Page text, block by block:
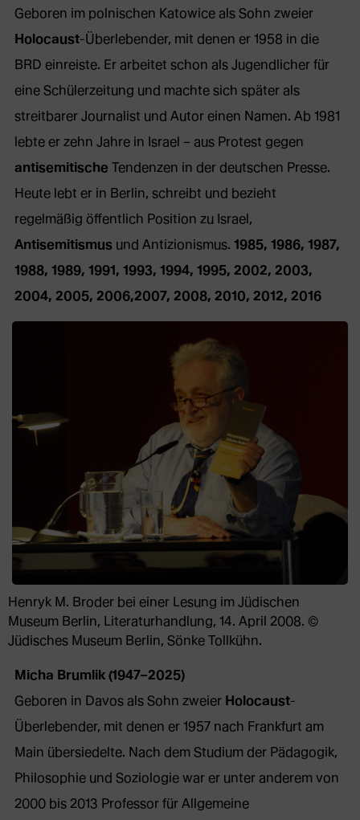
Geboren im polnischen Katowice als Sohn zweier
Holocaust-Überlebender, mit denen er 1958 in die
BRD einreiste. Er arbeitet schon als Jugendlicher für
eine Schülerzeitung und machte sich später als
streitbarer Journalist und Autor einen Namen. Ab 1981
lebte er zehn Jahre in Israel – aus Protest gegen
antisemitische Tendenzen in der deutschen Presse.
Heute lebt er in Berlin, schreibt und bezieht
regelmäßig öffentlich Position zu Israel,
Antisemitismus und Antizionismus. 1985, 1986, 1987,
1988, 1989, 1991, 1993, 1994, 1995, 2002, 2003,
2004, 2005, 2006,2007, 2008, 2010, 2012, 2016
Henryk M. Broder bei einer Lesung im Jüdischen
Museum Berlin, Literaturhandlung, 14. April 2008. ©
Jüdisches Museum Berlin, Sönke Tollkühn.
Micha Brumlik (1947–2025)
Geboren in Davos als Sohn zweier Holocaust-
Überlebender, mit denen er 1957 nach Frankfurt am
Main übersiedelte. Nach dem Studium der Pädagogik,
Philosophie und Soziologie war er unter anderem von
2000 bis 2013 Professor für Allgemeine